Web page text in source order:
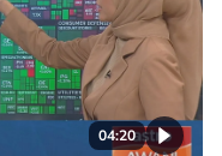
04:20